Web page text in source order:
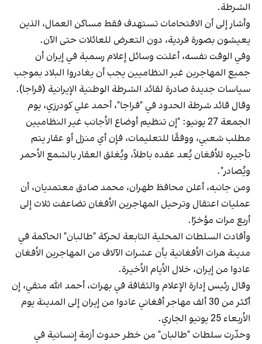
الشرطة.
وأشار إلى أن الاقتحامات تستهدف فقط مساكن العمال، الذين
يعيشون بصورة فردية، دون التعرض للعائلات حتى الآن.
وفي الوقت نفسه، أعلنت وسائل إعلام رسمية في إيران أن
جميع المهاجرين غير النظاميين يجب أن يغادروا البلاد بموجب
سياسات جديدة صادرة لقائد الشرطة الوطنية الإيرانية (فراجا).
وقال قائد شرطة الحدود في "فراجا"، أحمد علي كودرزي، يوم
الجمعة 27 يونيو: "إن تنظيم أوضاع الأجانب غير النظاميين
مطلب شعبي، ووفقًا للتعليمات، فإن أي منزل أو عقار يتم
تأجيره للأفغان يُعد عقده باطلاً، ويُغلق العقار بالشمع الأحمر
ويُصادر".
ومن جانبه، أعلن محافظ طهران، محمد صادق معتمديان، أن
عمليات اعتقال وترحيل المهاجرين الأفغان تضاعفت ثلاث إلى
أربع مرات مؤخرًا.
وأفادت السلطات المحلية التابعة لحركة "طالبان" الحاكمة في
مدينة هرات الأفغانية بأن عشرات الآلاف من المهاجرين الأفغان
عادوا من إيران، خلال الأيام الأخيرة.
وقال رئيس إدارة الإعلام والثقافة في بهرات، أحمد الله متقي، إن
أكثر من 30 ألف مهاجر أفغاني عادوا من إيران إلى المدينة يوم
الأربعاء 25 يونيو الجاري.
وحذّرت سلطات "طالبان" من خطر حدوث أزمة إنسانية في